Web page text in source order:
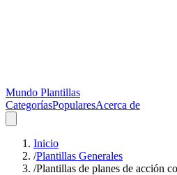
Mundo Plantillas
CategoríasPopularesAcerca de
Inicio
/Plantillas Generales
/Plantillas de planes de acción